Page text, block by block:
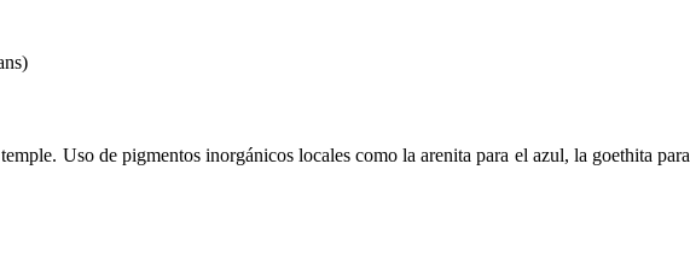
Uso de pigmentos inorgánicos locales como la arenita para el azul, la goethita para